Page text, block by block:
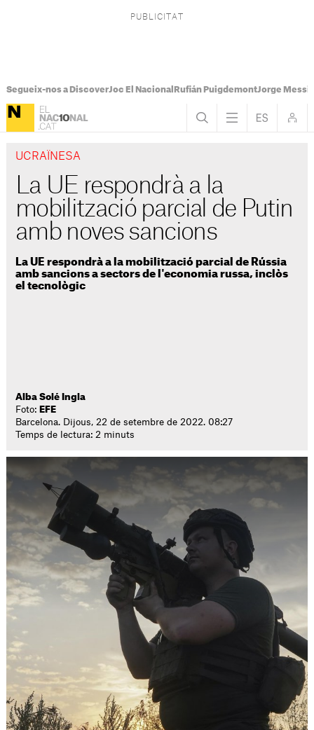
Segueix-nos a DiscoverJoc El Nacional Rufián PuigdemontJorge Messi
UCRAÏNESA
La UE respondrà a la
mobilització parcial de Putin
amb noves sancions
La UE respondrà a la mobilització parcial de Rússia
amb sancions a sectors de l'economia russa, inclòs
el tecnològic
Alba Solé Ingla
Foto: EFE
Barcelona. Dijous, 22 de setembre de 2022. 08:27
Temps de lectura: 2 minuts